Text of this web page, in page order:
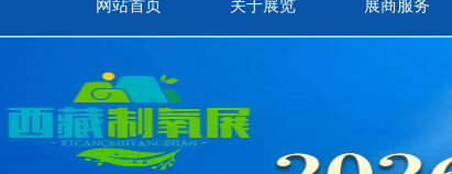
网站首页 关于展览 展商服务